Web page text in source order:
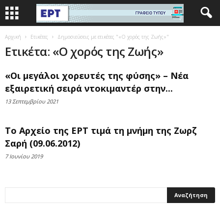
Αρχική Ετικέτες Δημοσιεύσεις με ετικέτες "«Ο χορός της Ζωής»"
Ετικέτα: «Ο χορός της Ζωής»
«Οι μεγάλοι χορευτές της φύσης» – Νέα
εξαιρετική σειρά ντοκιμαντέρ στην...
13 Σεπτεμβρίου 2021
Το Αρχείο της ΕΡΤ τιμά τη μνήμη της Ζωρζ
Σαρή (09.06.2012)
7 Ιουνίου 2019